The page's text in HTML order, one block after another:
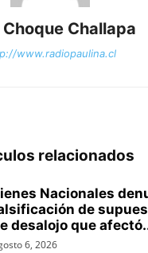
Challapa
www.radiopaulina.cl
relacionados
Nacionales
de
desalojo que
6, 2026